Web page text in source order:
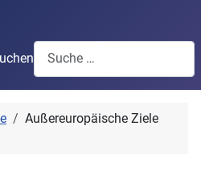
Außereuropäische Ziele